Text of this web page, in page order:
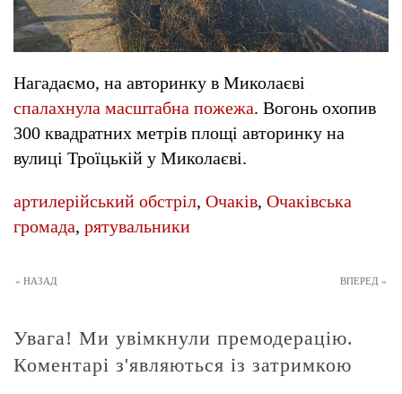
Нагадаємо, на авторинку в Миколаєві
спалахнула масштабна пожежа. Вогонь охопив
300 квадратних метрів площі авторинку на
вулиці Троїцькій у Миколаєві.
артилерійський обстріл, Очаків, Очаківська
громада, рятувальники
« НАЗАД ВПЕРЕД »
Увага! Ми увімкнули премодерацію.
Коментарі з'являються із затримкою